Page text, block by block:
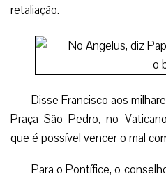
retaliação.
Disse Francisco aos
Praça São Pedro, no
que é possível vencer o mal
Para o Pontífice, o